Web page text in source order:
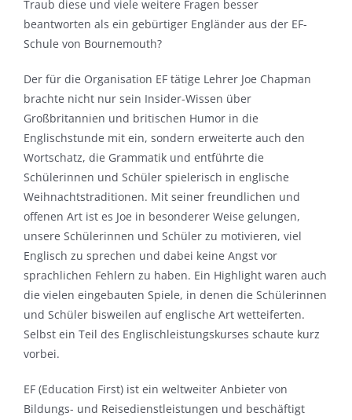
Traub diese und viele weitere Fragen besser
beantworten als ein gebürtiger Engländer aus der EF-
Schule von Bournemouth?
Der für die Organisation EF tätige Lehrer Joe Chapman
brachte nicht nur sein Insider-Wissen über
Großbritannien und britischen Humor in die
Englischstunde mit ein, sondern erweiterte auch den
Wortschatz, die Grammatik und entführte die
Schülerinnen und Schüler spielerisch in englische
Weihnachtstraditionen. Mit seiner freundlichen und
offenen Art ist es Joe in besonderer Weise gelungen,
unsere Schülerinnen und Schüler zu motivieren, viel
Englisch zu sprechen und dabei keine Angst vor
sprachlichen Fehlern zu haben. Ein Highlight waren auch
die vielen eingebauten Spiele, in denen die Schülerinnen
und Schüler bisweilen auf englische Art wetteiferten.
Selbst ein Teil des Englischleistungskurses schaute kurz
vorbei.
EF (Education First) ist ein weltweiter Anbieter von
Bildungs- und Reisedienstleistungen und beschäftigt